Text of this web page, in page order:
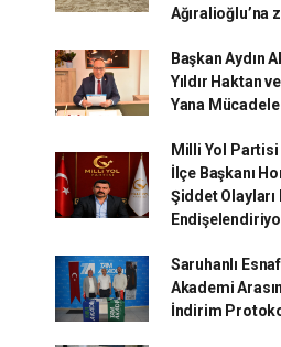
Ağıralioğlu’na
Başkan Aydın
Yıldır Haktan
Yana
Milli Yol
İlçe Başkanı
Şiddet Olayları
Saruhanlı
Akademi
İndirim